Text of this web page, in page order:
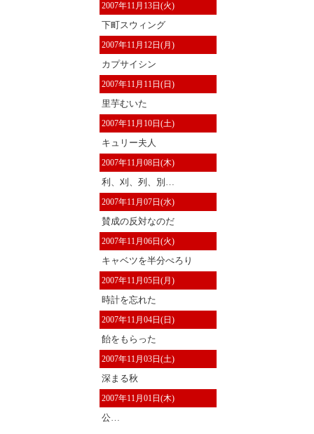
2007年11月13日(火)
下町スウィング
2007年11月12日(月)
カプサイシン
2007年11月11日(日)
里芋むいた
2007年11月10日(土)
キュリー夫人
2007年11月08日(木)
利、刈、列、別…
2007年11月07日(水)
賛成の反対なのだ
2007年11月06日(火)
キャベツを半分ぺろり
2007年11月05日(月)
時計を忘れた
2007年11月04日(日)
飴をもらった
2007年11月03日(土)
深まる秋
2007年11月01日(木)
公…